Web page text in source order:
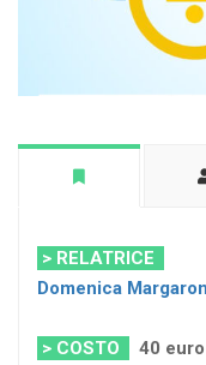
> RELATRICE
Domenica
> COSTO
40 euro